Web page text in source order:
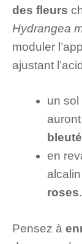
des fleurs
Hydrangea
moduler
ajustant
un sol
en
roses.
Pensez à